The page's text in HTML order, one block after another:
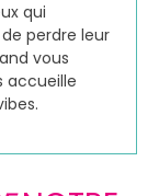
qui
perdre leur
vous
accueille